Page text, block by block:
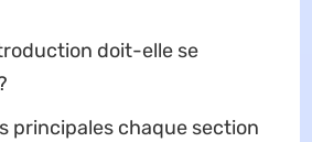
doit-elle se
principales chaque section